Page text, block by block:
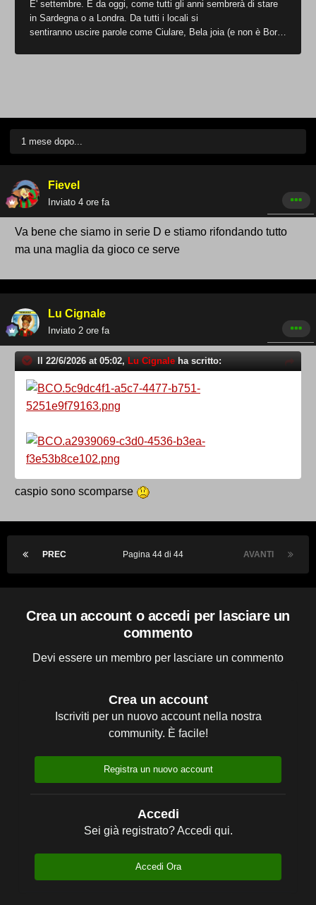
1 mese dopo...
Fievel
Inviato 4 ore fa
Va bene che siamo in serie D e stiamo rifondando tutto
ma una maglia da gioco ce serve
Lu Cignale
Inviato 2 ore fa
Il 22/6/2026 at 05:02, Lu Cignale ha scritto:
caspio sono scomparse
PREC AVANTI
Pagina 44 di 44
Crea un account o accedi per lasciare un
commento
Devi essere un membro per lasciare un commento
Crea un account
Iscriviti per un nuovo account nella nostra
community. È facile!
Registra un nuovo account
Accedi
Sei già registrato? Accedi qui.
Accedi Ora